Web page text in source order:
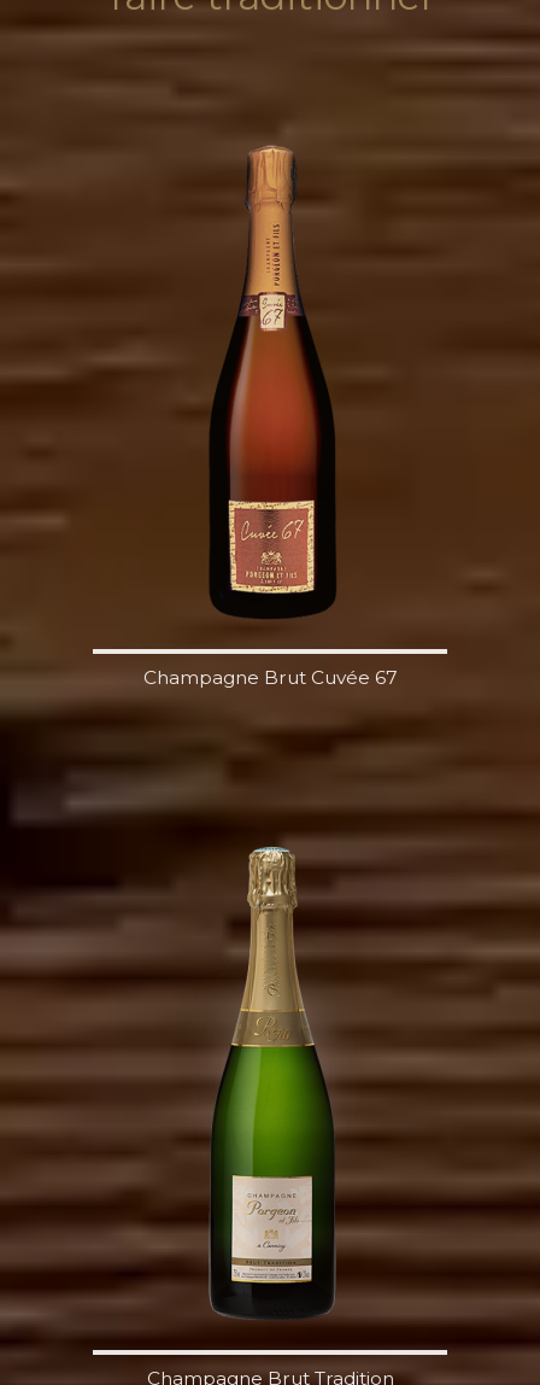
Champagne Brut Cuvée 67
Champagne Brut Tradition